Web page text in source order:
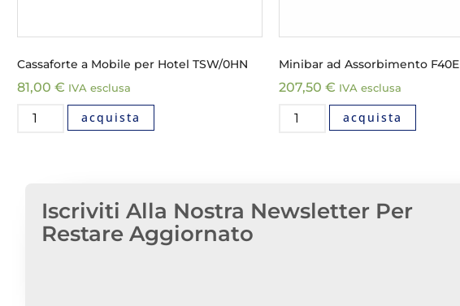
Cassaforte a Mobile per Hotel TSW/0HN
81,00 € IVA esclusa
acquista
Minibar ad Assorbimento F40E
207,50 € IVA esclusa
acquista
Iscriviti Alla Nostra Newsletter Per
Restare Aggiornato